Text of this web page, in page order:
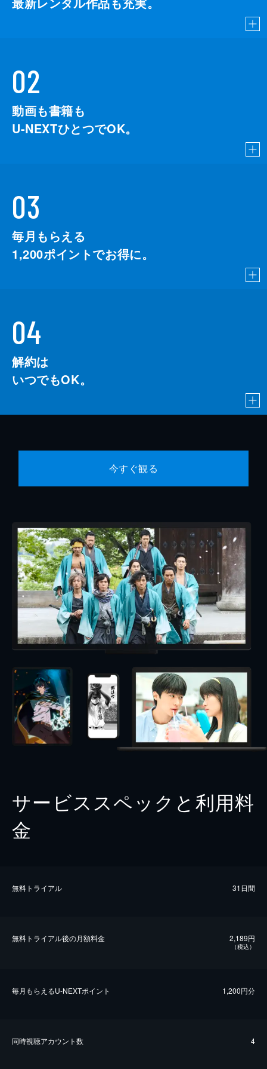
02
動画も書籍も
U-NEXTひとつでOK。
03
毎月もらえる
1,200ポイントでお得に。
04
解約は
いつでもOK。
今すぐ観る
サービススペックと利用料
金
無料トライアル 31日間
無料トライアル後の⽉額料金 2,189円
（税込）
毎⽉もらえるU-NEXTポイント 1,200円分
同時視聴アカウント数 4